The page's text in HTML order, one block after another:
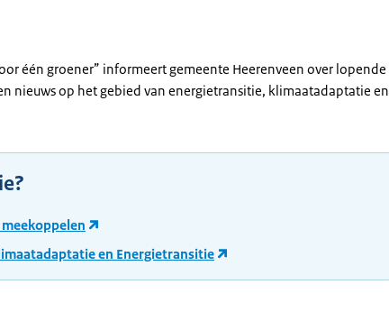
één groener” informeert gemeente Heerenveen over lopende
nieuws op het gebied van energietransitie, klimaatadaptatie en
en Energietransitie